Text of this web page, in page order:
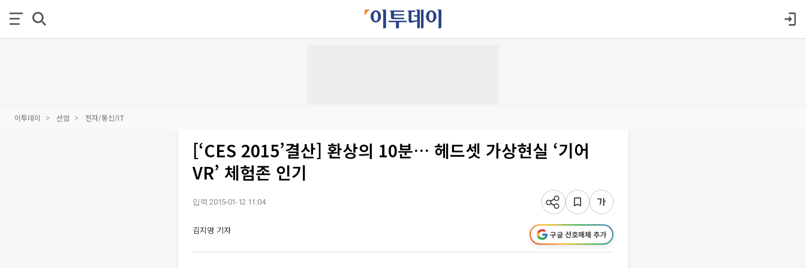
이투데이 산업 전자/통신/IT
[‘CES 2015’결산] 환상의 10분… 헤드셋 가상현실 ‘기어
VR’ 체험존 인기
입력 2015-01-12 11:04
김지영 기자 구글 선호매체 추가